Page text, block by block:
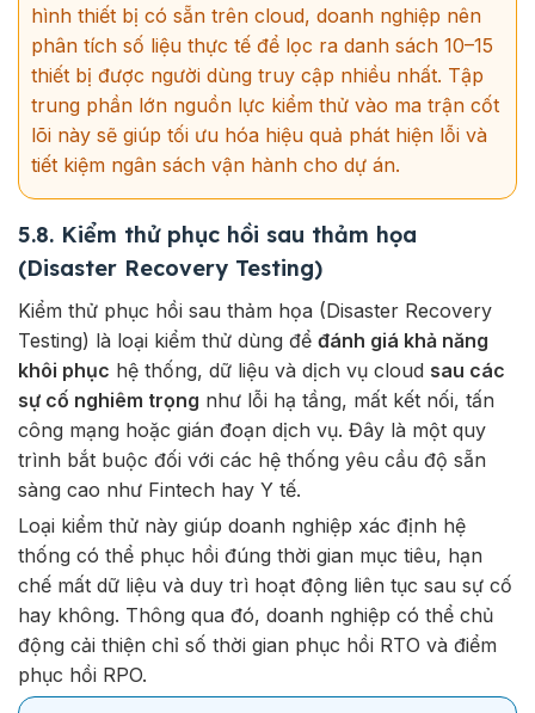
hình thiết bị có sẵn trên cloud, doanh nghiệp nên
phân tích số liệu thực tế để lọc ra danh sách 10–15
thiết bị được người dùng truy cập nhiều nhất. Tập
trung phần lớn nguồn lực kiểm thử vào ma trận cốt
lõi này sẽ giúp tối ưu hóa hiệu quả phát hiện lỗi và
tiết kiệm ngân sách vận hành cho dự án.
5.8. Kiểm thử phục hồi sau thảm họa
(Disaster Recovery Testing)
Kiểm thử phục hồi sau thảm họa (Disaster Recovery
Testing) là loại kiểm thử dùng để đánh giá khả năng
khôi phục hệ thống, dữ liệu và dịch vụ cloud sau các
sự cố nghiêm trọng như lỗi hạ tầng, mất kết nối, tấn
công mạng hoặc gián đoạn dịch vụ. Đây là một quy
trình bắt buộc đối với các hệ thống yêu cầu độ sẵn
sàng cao như Fintech hay Y tế.
Loại kiểm thử này giúp doanh nghiệp xác định hệ
thống có thể phục hồi đúng thời gian mục tiêu, hạn
chế mất dữ liệu và duy trì hoạt động liên tục sau sự cố
hay không. Thông qua đó, doanh nghiệp có thể chủ
động cải thiện chỉ số thời gian phục hồi RTO và điểm
phục hồi RPO.